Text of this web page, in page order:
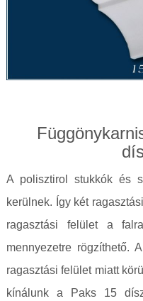
A polisztirol stukkók és
kerülnek. Így két
ragasztási felület a
mennyezetre rögzíthető.
ragasztási felület miatt
kínálunk a Paks 15